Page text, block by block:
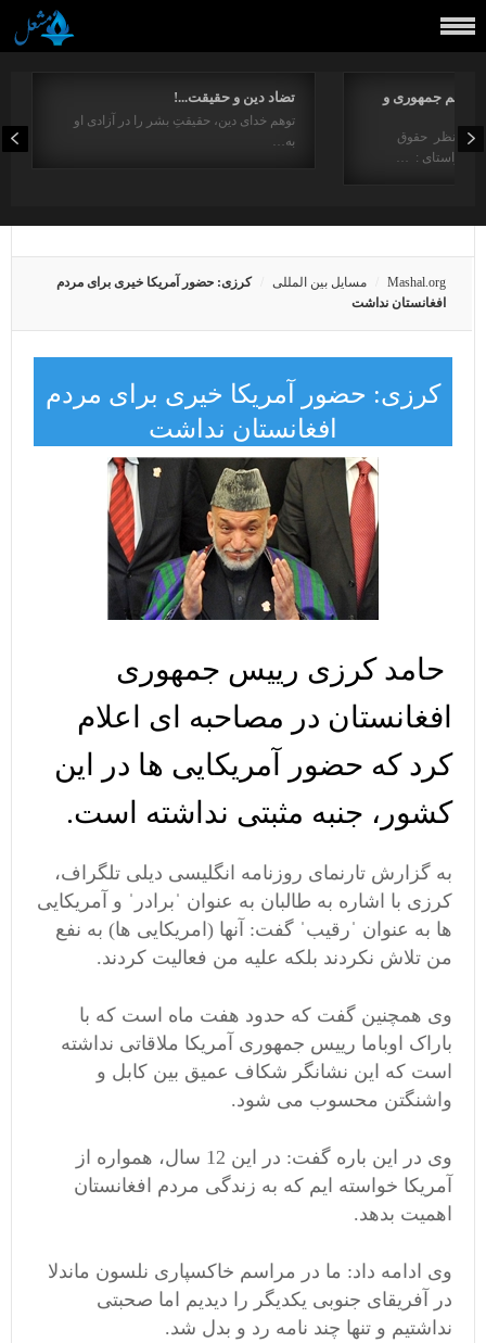
تضاد دین و حقیقت...!
توهم خدای دین، حقیقتِ بشر را در آزادی او
به…
جمهوری و
از منظر حقوق
در راستای : …
Mashal.org مسایل بین المللی
کرزی: حضور آمریکا خیری برای مردم
افغانستان نداشت
کرزی: حضور آمریکا خیری برای مردم
افغانستان نداشت
حامد کرزی رییس جمهوری
افغانستان در مصاحبه ای اعلام
کرد که حضور آمریکایی ها در این
کشور، جنبه مثبتی نداشته است.
به گزارش تارنمای روزنامه انگلیسی دیلی تلگراف،
کرزی با اشاره به طالبان به عنوان ˈبرادرˈ و آمریکایی
ها به عنوان ˈرقیبˈ گفت: آنها (امریکایی ها) به نفع
من تلاش نکردند بلکه علیه من فعالیت کردند.
وی همچنین گفت که حدود هفت ماه است که با
باراک اوباما رییس جمهوری آمریکا ملاقاتی نداشته
است که این نشانگر شکاف عمیق بین کابل و
واشنگتن محسوب می شود.
وی در این باره گفت: در این 12 سال، همواره از
آمریکا خواسته ایم که به زندگی مردم افغانستان
اهمیت بدهد.
وی ادامه داد: ما در مراسم خاکسپاری نلسون ماندلا
در آفریقای جنوبی یکدیگر را دیدیم اما صحبتی
نداشتیم و تنها چند نامه رد و بدل شد.